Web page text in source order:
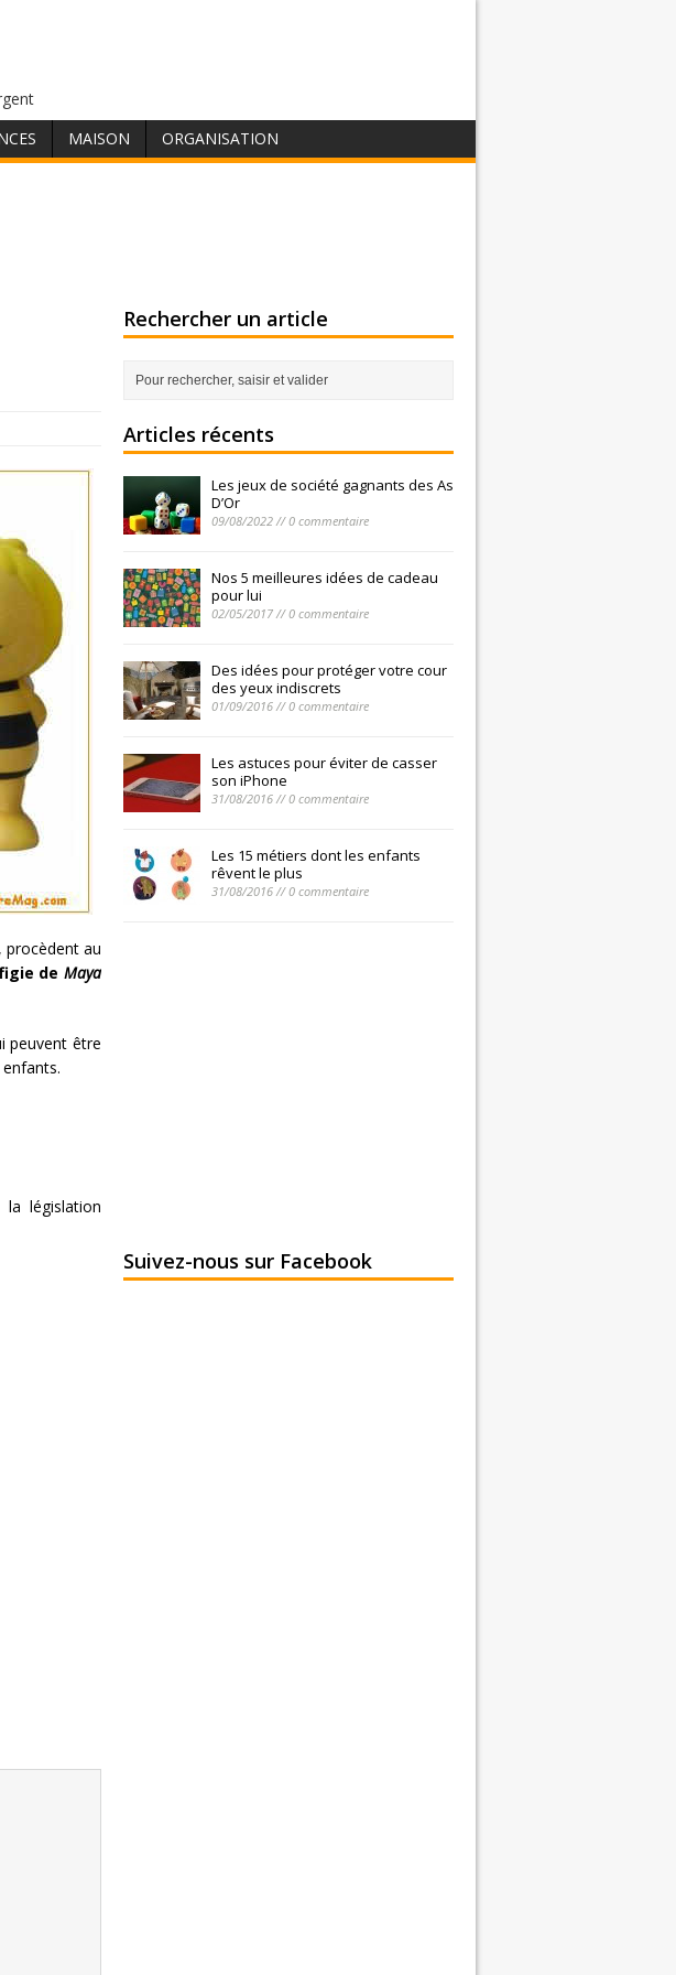
MAISON ORGANISATION
procèdent au
de Maya
peuvent être
législation
Rechercher un article
Articles récents
Les jeux de société gagnants des As
D’Or
09/08/2022 // 0 commentaire
Nos 5 meilleures idées de cadeau
pour lui
02/05/2017 // 0 commentaire
Des idées pour protéger votre cour
des yeux indiscrets
01/09/2016 // 0 commentaire
Les astuces pour éviter de casser
son iPhone
31/08/2016 // 0 commentaire
Les 15 métiers dont les enfants
rêvent le plus
31/08/2016 // 0 commentaire
Suivez-nous sur Facebook